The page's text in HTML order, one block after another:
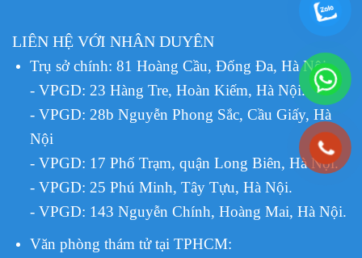
LIÊN HỆ VỚI NHÂN DUYÊN
Trụ sở chính: 81 Hoàng Cầu, Đống Đa, Hà Nội.
- VPGD: 23 Hàng Tre, Hoàn Kiếm, Hà Nội.
- VPGD: 28b Nguyễn Phong Sắc, Cầu Giấy, Hà
Nội
- VPGD: 17 Phố Trạm, quận Long Biên, Hà Nội.
- VPGD: 25 Phú Minh, Tây Tựu, Hà Nội.
- VPGD: 143 Nguyễn Chính, Hoàng Mai, Hà Nội.
Văn phòng thám tử tại TPHCM: